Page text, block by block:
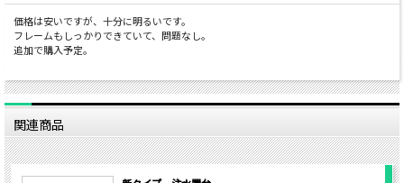
価格は安いですが、十分に明るいです。
フレームもしっかりできていて、問題なし。
追加で購入予定。
関連商品